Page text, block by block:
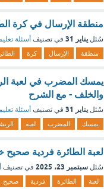
منطقة الإرسال في كرة الطائرة تكون بعرض 9
سُئل يناير 31 في تصنيف أسئلة
منطقة الإرسال كرة
يمسك المضرب في لعبة
والخلف - مع الشرح
سُئل يناير 31 في تصنيف أسئلة
يمسك المضرب لعبة
لعبة الطائرة فردية صحيح
سُئل سبتمبر 23، 2025 في تصنيف
لعبة الطائرة فردية صحيح